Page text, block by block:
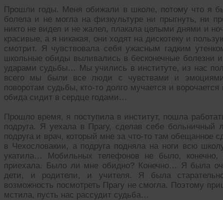
Прошли годы. Меня обижали в школе, потому что я
болела и не могла на физкультуре ни прыгнуть, ни
никто не видел и не жалел, плакала целыми днями и
красивые, а я никакая, они ходят на дискотеку и
смотрит. Я чувствовала себя ужасным гадким
школьные обиды выливались в бесконечные болезни
ударами судьбы… Мы учились в институте, из нас
всего мы были все люди с чувствами и эмоциями,
поворотам судьбы, кто-то долго мучается и
обида сидит в сердце годами…
Прошло время, я поступила в институт, пошла
подруга. Я уехала в Прагу, сделав себе
подруга и врач, который мне за что-то там обещанное
в Чехословакии, а подруга подняла на ноги всю
укатила… Мобильных телефонов не было,
приехала. Было ли мне обидно? Конечно… Я была
дети, и родители, и учителя. Я была
возможность посмотреть Прагу не смогла. Поэтому
мстила, пусть нас рассудит судьба…